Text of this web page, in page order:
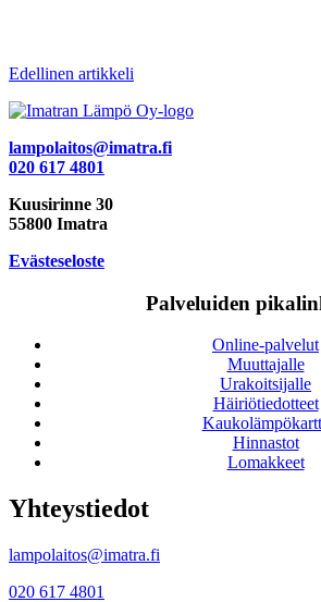
Artikkelien
selaus
Edellinen artikkeli
lampolaitos@imatra.fi
020 617 4801
Kuusirinne 30
55800 Imatra
Evästeseloste
Palveluiden
Online-palvelut
Muuttajalle
Urakoitsijalle
Häiriötiedotteet
Hinnastot
Lomakkeet
Yhteystiedot
lampolaitos@imatra.fi
020 617 4801